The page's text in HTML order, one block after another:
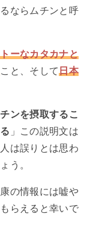
ならムチンと呼
ーなカタカナと
こと、そして日本
ンを摂取するこ
」この説明文は
は誤りとは思わ
う。
の情報には嘘や
らえると幸いで